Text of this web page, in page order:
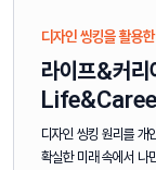
디자인 씽킹을 활용
라이프&커리
디자인 씽킹 원리를 개
확실한 미래 속에서 나